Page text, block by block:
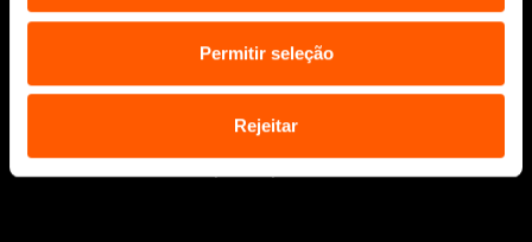
Permitir seleção
Rejeitar